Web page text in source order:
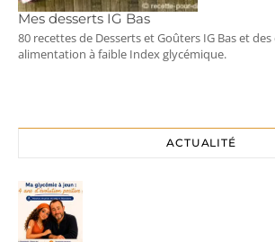
Mes desserts IG Bas
80 recettes de Desserts et Goûters IG Bas et
alimentation à faible Index glycémique.
ACTUALITÉ